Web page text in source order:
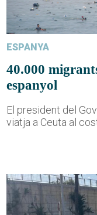
ESPANYA
40.000
espanyol
El president del
viatja a Ceuta al